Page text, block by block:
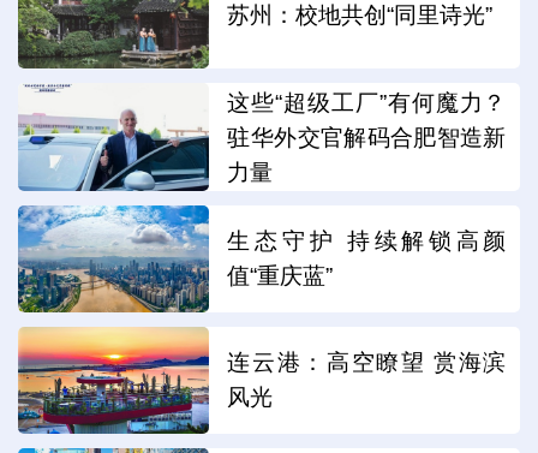
苏州：校地共创“同里诗光”
这些“超级工厂”有何魔力？
驻华外交官解码合肥智造新
力量
生态守护 持续解锁高颜
值“重庆蓝”
连云港：高空瞭望 赏海滨
风光